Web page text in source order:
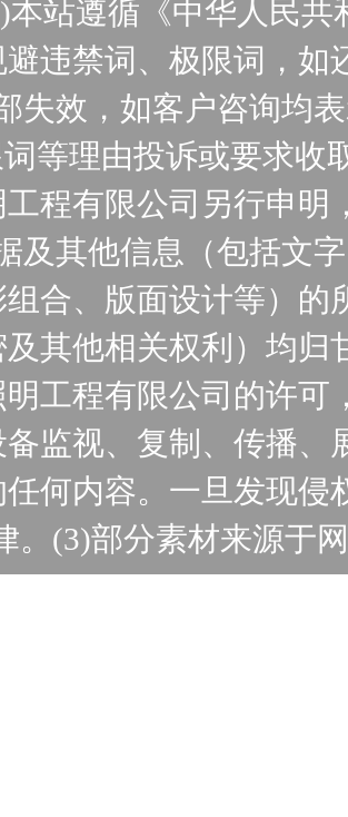
本站遵循《中华人民
违禁词、极限词，
失效，如客户咨询均
等理由投诉或要求收
程有限公司另行申
及其他信息（包括文
合、版面设计等）的
其他相关权利）均归
明工程有限公司的许
监视、复制、传播、
何内容。一旦发现侵
。(3)部分素材来源于